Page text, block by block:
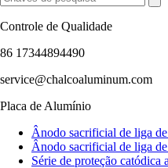
Controle de Qualidade
86 17344894490
service@chalcoaluminum.com
Placa de Alumínio
Ânodo sacrificial de liga
Ânodo sacrificial de liga
Série de proteção catódica